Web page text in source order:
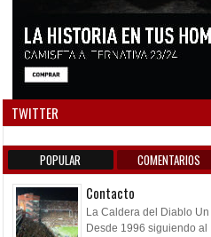
TWITTER
POPULAR COMENTARIOS
Contacto
La Caldera del Diablo
Desde 1996 siguiendo